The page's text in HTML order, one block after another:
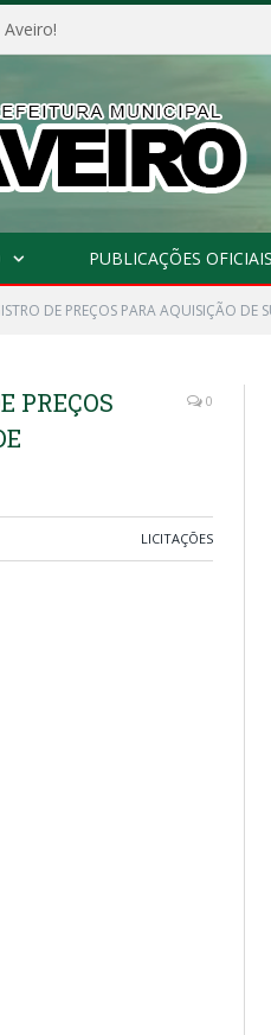
PUBLICAÇÕES OFICIAIS
DE PREÇOS PARA AQUISIÇÃO DE
PREÇOS
0
LICITAÇÕES